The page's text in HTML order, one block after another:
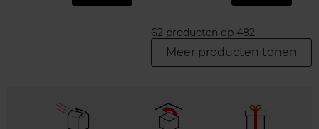
62 producten op 482
Meer producten tonen